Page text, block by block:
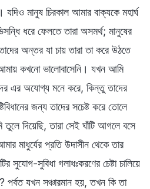
মানুষ চিরকাল আমার বাক্যকে মহার্ঘ
ধরে ফেলতে তারা অসমর্থ; মানুষের
অন্তর যা চায় তারা তা করে উঠতে
কখনো ভালোবাসেনি। যখন আমি
এর অযোগ্য মনে করে, কিন্তু তাদের
জন্য তাদের সচেষ্ট করে তোলে
তুলে দিয়েছি, তারা সেই ঘাঁটি আগলে বসে
মাধুর্যের প্রতি উদাসীন থেকে তার
সুযোগ-সুবিধা গলাধঃকরণের চেষ্টা চালিয়ে
পর্বত যখন সঞ্চারমান হয়, তখন কি তা